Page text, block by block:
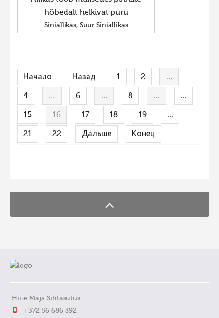
hõbedalt helkivat puru
Siniallikas, Suur Siniallikas
Начало Назад 1 2 …
4 … 6 … 8 … ...
15 16 17 18 19 ...
21 22 Дальше Конец
Hiite Maja Sihtasutus
+372 56 686 892